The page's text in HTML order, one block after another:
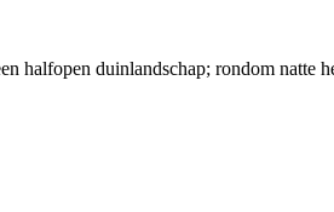
halfopen duinlandschap; rondom natte